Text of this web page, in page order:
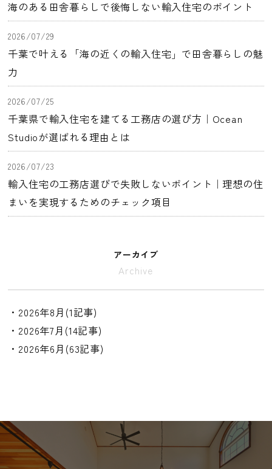
海のある田舎暮らしで後悔しない輸入住宅のポイント
2026/07/29
千葉で叶える「海の近くの輸入住宅」で田舎暮らしの魅
力
2026/07/25
千葉県で輸入住宅を建てる工務店の選び方｜Ocean
Studioが選ばれる理由とは
2026/07/23
輸入住宅の工務店選びで失敗しないポイント｜理想の住
まいを実現するためのチェック項目
アーカイブ
Archive
・2026年8月(1記事)
・2026年7月(14記事)
・2026年6月(63記事)